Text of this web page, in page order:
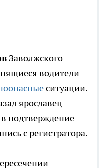
Заволжского
водители
ситуации.
ярославец
подтверждение
с регистратора.